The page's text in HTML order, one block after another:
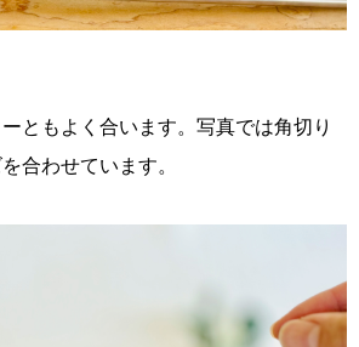
ともよく合います。写真では角切り
合わせています。